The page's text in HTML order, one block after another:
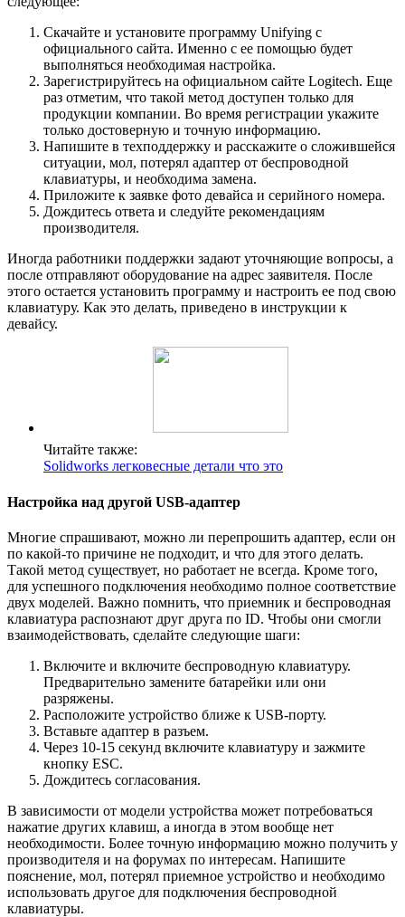
Скачайте и установите программу Unifying с
официального сайта. Именно с ее помощью будет
выполняться необходимая настройка.
Зарегистрируйтесь на официальном сайте Logitech. Еще
раз отметим, что такой метод доступен только для
продукции компании. Во время регистрации укажите
только достоверную и точную информацию.
Напишите в техподдержку и расскажите о сложившейся
ситуации, мол, потерял адаптер от беспроводной
клавиатуры, и необходима замена.
Приложите к заявке фото девайса и серийного номера.
Дождитесь ответа и следуйте рекомендациям
производителя.
Иногда работники поддержки задают уточняющие вопросы, а
после отправляют оборудование на адрес заявителя. После
этого остается установить программу и настроить ее под свою
клавиатуру. Как это делать, приведено в инструкции к
девайсу.
Читайте также:
Solidworks легковесные детали что это
Настройка над другой USB-адаптер
Многие спрашивают, можно ли перепрошить адаптер, если он
по какой-то причине не подходит, и что для этого делать.
Такой метод существует, но работает не всегда. Кроме того,
для успешного подключения необходимо полное соответствие
двух моделей. Важно помнить, что приемник и беспроводная
клавиатура распознают друг друга по ID. Чтобы они смогли
взаимодействовать, сделайте следующие шаги:
Включите и включите беспроводную клавиатуру.
Предварительно замените батарейки или они
разряжены.
Расположите устройство ближе к USB-порту.
Вставьте адаптер в разъем.
Через 10-15 секунд включите клавиатуру и зажмите
кнопку ESC.
Дождитесь согласования.
В зависимости от модели устройства может потребоваться
нажатие других клавиш, а иногда в этом вообще нет
необходимости. Более точную информацию можно получить у
производителя и на форумах по интересам. Напишите
пояснение, мол, потерял приемное устройство и необходимо
использовать другое для подключения беспроводной
клавиатуры.